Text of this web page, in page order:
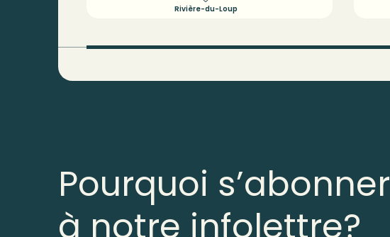
Rivière-du-Loup
Pourquoi s’abonner
à notre infolettre?